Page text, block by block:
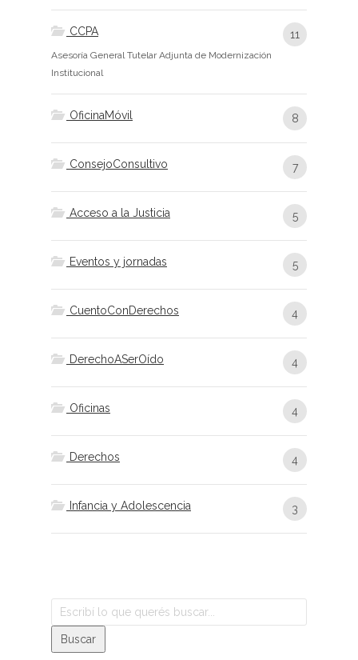
CCPA 11
Asesoría General Tutelar Adjunta de Modernización
Institucional
OficinaMóvil 8
ConsejoConsultivo 7
Acceso a la Justicia 5
Eventos y jornadas 5
CuentoConDerechos 4
DerechoASerOído 4
Oficinas 4
Derechos 4
Infancia y Adolescencia 3